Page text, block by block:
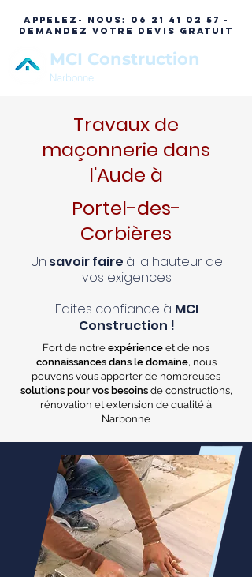
APPELEZ- NOUS:
06 21 41 02 57 -
DEMANDEZ VOTRE DEVIS GRATUIT
MCI Construction
Narbonne
Travaux de
maçonnerie dans
l'Aude à
Portel-des-
Corbières
Un savoir faire à la hauteur de
vos exigences
Faites confiance à MCI
Construction !
Fort de notre expérience et de nos
connaissances dans le domaine, nous
pouvons vous apporter de nombreuses
solutions pour vos besoinsde constructions,
rénovation et extension de qualité à
Narbonne